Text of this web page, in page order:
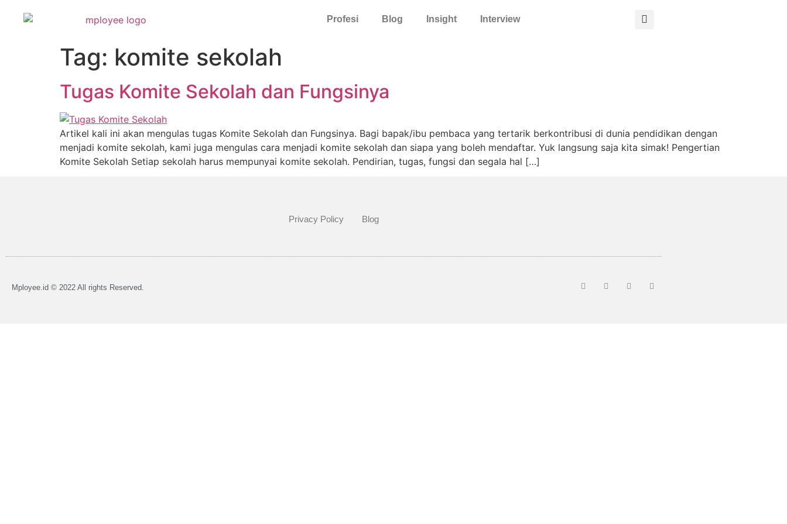
Profesi Blog Insight Interview
Tag: komite sekolah
Tugas Komite Sekolah dan Fungsinya
Artikel kali ini akan mengulas tugas Komite Sekolah dan Fungsinya. Bagi bapak/ibu pembaca yang tertarik berkontribusi di dunia pendidikan dengan
menjadi komite sekolah, kami juga mengulas cara menjadi komite sekolah dan siapa yang boleh mendaftar. Yuk langsung saja kita simak! Pengertian
Komite Sekolah Setiap sekolah harus mempunyai komite sekolah. Pendirian, tugas, fungsi dan segala hal […]
Privacy Policy Blog
Mployee.id © 2022 All rights Reserved.